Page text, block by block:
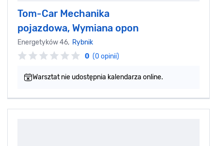
Tom-Car Mechanika
pojazdowa, Wymiana opon
Energetyków 46, Rybnik
0 (0 opinii)
Warsztat nie udostępnia kalendarza online.